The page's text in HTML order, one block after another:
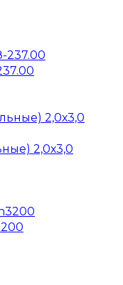
2,0х3,0